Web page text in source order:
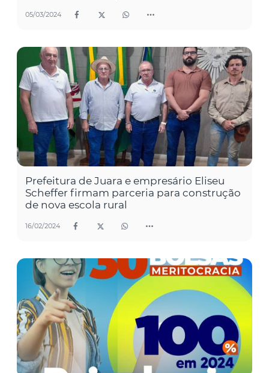
05/03/2024
Prefeitura de Juara e empresário Eliseu
Scheffer firmam parceria para construção
de nova escola rural
16/02/2024